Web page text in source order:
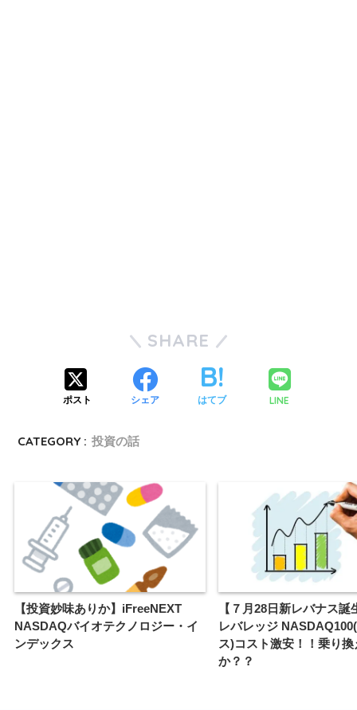
SHARE
ポスト シェア はてブ LINE
CATEGORY : 投資の話
【投資妙味ありか】iFreeNEXT
NASDAQバイオテクノロジー・イ
ンデックス
【７月28日新レバナス
レバレッジ
ス)コスト激安！！乗り
か？？